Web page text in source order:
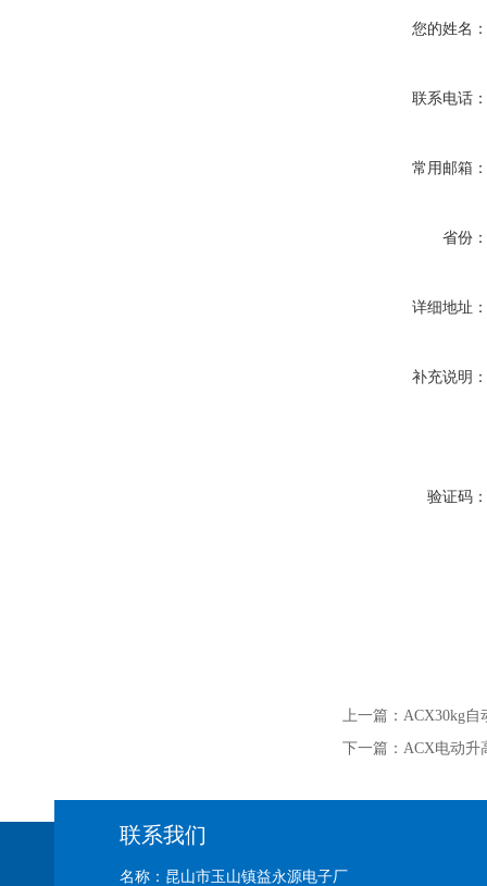
您的姓名：
联系电话：
常用邮箱：
省份：
详细地址：
补充说明：
验证码：
上一篇： ACX30kg自
下一篇： ACX电动升
联系我们
名称：昆山市玉山镇益永源电子厂